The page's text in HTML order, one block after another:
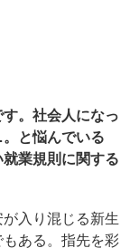
。社会人になっ
と悩んでいる
業規則に関する
入り混じる新生
ある。指先を彩